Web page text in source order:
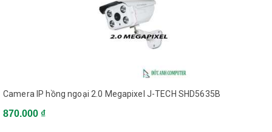
Camera IP hồng ngoại 2.0 Megapixel J-TECH SHD5635B
870.000 ₫